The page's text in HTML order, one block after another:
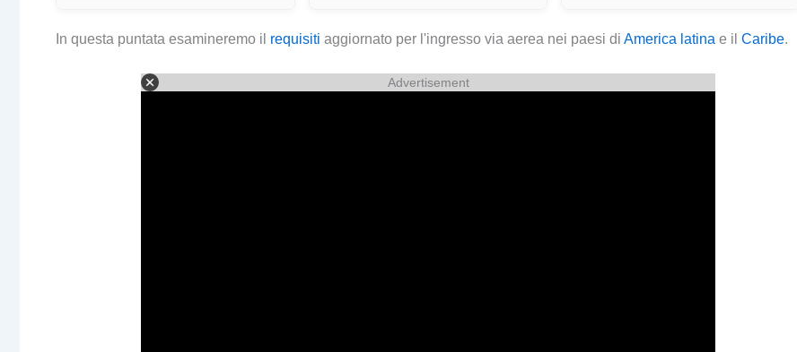
In questa puntata esamineremo il requisiti aggiornato per l'ingresso via aerea nei paesi di America latina e il Caribe.
Advertisement